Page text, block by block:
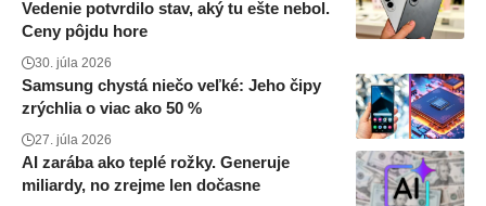
Vedenie potvrdilo stav, aký tu ešte nebol.
Ceny pôjdu hore
30. júla 2026
Samsung chystá niečo veľké: Jeho čipy
zrýchlia o viac ako 50 %
27. júla 2026
AI zarába ako teplé rožky. Generuje
miliardy, no zrejme len dočasne